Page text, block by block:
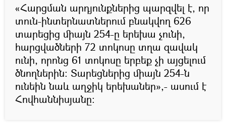
«Հարցման արդյունքներից պարզվել է, որ
տուն-ինտերնատներում բնակվող 626
տարեցից միայն 254-ը երեխա չունի,
հարցվածների 72 տոկոսը տղա զավակ
ունի, որոնց 61 տոկոսը երբեք չի այցելում
ծնողներին: Տարեցներից միայն 254-ն
ունեին նաև աղջիկ երեխաներ»,- ասում է
Հովհաննիսյանը: